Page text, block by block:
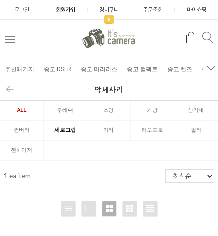
로그인 회원가입 장바구니
0
주문조회 마이쇼핑
추천패키지 중고 DSLR 중고 미러리스 중고 컴팩트 중고 렌즈 중고
악세사리
ALL 후레쉬 조명 가방 삼각대
컨버터 세로그립 기타 레오포토 필터
젠하이저
1 ea item